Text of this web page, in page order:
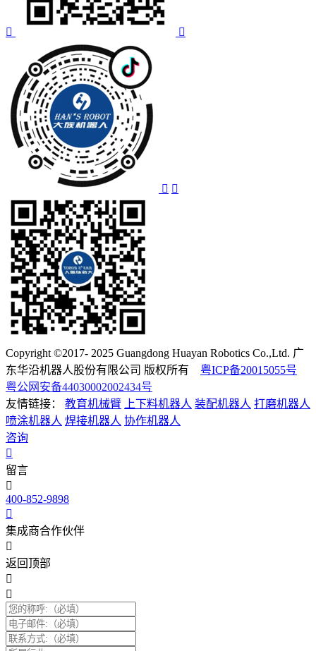
Copyright ©2017- 2025 Guangdong Huayan Robotics Co.,Ltd. 广
东华沿机器人股份有限公司 版权所有 粤ICP备20015055号
粤公网安备44030002002434号
友情链接：
教育机械臂 上下料机器人 装配机器人 打磨机器人
喷涂机器人 焊接机器人 协作机器人
咨询
留言
400-852-9898
集成商合作伙伴
返回顶部